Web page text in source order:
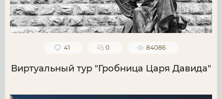
41 0 84086
Виртуальный тур "Гробница Царя Давида"